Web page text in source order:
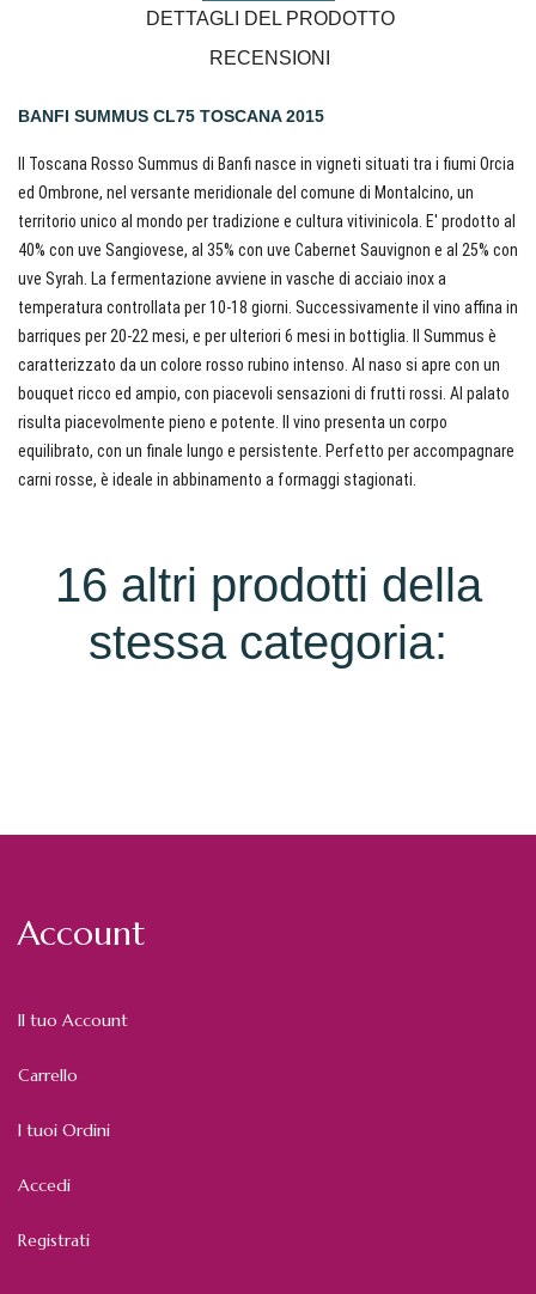
DETTAGLI DEL PRODOTTO
RECENSIONI
BANFI SUMMUS CL75 TOSCANA 2015
Il Toscana Rosso Summus di Banfi nasce in vigneti situati tra i fiumi Orcia
ed Ombrone, nel versante meridionale del comune di Montalcino, un
territorio unico al mondo per tradizione e cultura vitivinicola. E' prodotto al
40% con uve Sangiovese, al 35% con uve Cabernet Sauvignon e al 25% con
uve Syrah. La fermentazione avviene in vasche di acciaio inox a
temperatura controllata per 10-18 giorni. Successivamente il vino affina in
barriques per 20-22 mesi, e per ulteriori 6 mesi in bottiglia. Il Summus è
caratterizzato da un colore rosso rubino intenso. Al naso si apre con un
bouquet ricco ed ampio, con piacevoli sensazioni di frutti rossi. Al palato
risulta piacevolmente pieno e potente. Il vino presenta un corpo
equilibrato, con un finale lungo e persistente. Perfetto per accompagnare
carni rosse, è ideale in abbinamento a formaggi stagionati.
16 altri prodotti della
stessa categoria:
Account
Il tuo Account
Carrello
I tuoi Ordini
Accedi
Registrati